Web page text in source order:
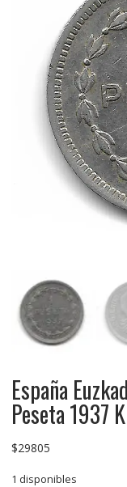
España
Peseta 1937
$29805
1 disponibles